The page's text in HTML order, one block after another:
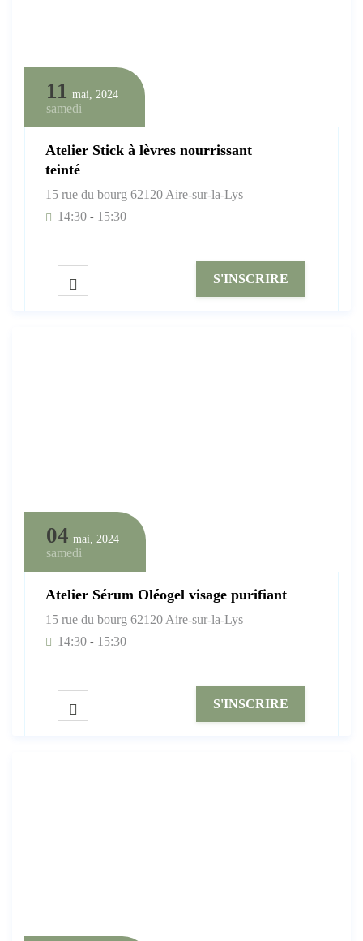
11 mai, 2024
samedi
Atelier Stick à lèvres nourrissant
teinté
15 rue du bourg 62120 Aire-sur-la-Lys
14:30 - 15:30
S'INSCRIRE
04 mai, 2024
samedi
Atelier Sérum Oléogel visage purifiant
15 rue du bourg 62120 Aire-sur-la-Lys
14:30 - 15:30
S'INSCRIRE